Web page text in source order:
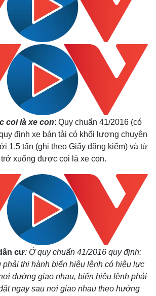
coi là xe con: Quy chuẩn 41/2016 (có
định xe bán tải có khối lượng chuyên
1,5 tấn (ghi theo Giấy đăng kiểm) và từ
xuống được coi là xe con.
cư: Ở quy chuẩn 41/2016 quy định:
thi hành biển hiệu lệnh có hiệu lực
đường giao nhau, biển hiệu lệnh phải
ngay sau nơi giao nhau theo hướng